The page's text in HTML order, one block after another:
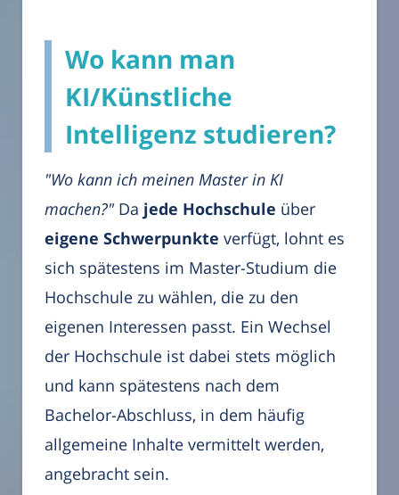
Wo kann man
KI/Künstliche
Intelligenz studieren?
"Wo kann ich meinen Master in KI
machen?"Da jede Hochschule über
eigene Schwerpunkte verfügt, lohnt es
sich spätestens im Master-Studium die
Hochschule zu wählen, die zu den
eigenen Interessen passt. Ein Wechsel
der Hochschule ist dabei stets möglich
und kann spätestens nach dem
Bachelor-Abschluss, in dem häufig
allgemeine Inhalte vermittelt werden,
angebracht sein.